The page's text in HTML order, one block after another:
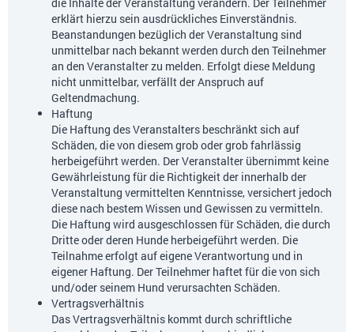
die Inhalte der Veranstaltung verändern. Der Teilnehmer
erklärt hierzu sein ausdrückliches Einverständnis.
Beanstandungen bezüglich der Veranstaltung sind
unmittelbar nach bekannt werden durch den Teilnehmer
an den Veranstalter zu melden. Erfolgt diese Meldung
nicht unmittelbar, verfällt der Anspruch auf
Geltendmachung.
Haftung
Die Haftung des Veranstalters beschränkt sich auf
Schäden, die von diesem grob oder grob fahrlässig
herbeigeführt werden. Der Veranstalter übernimmt keine
Gewährleistung für die Richtigkeit der innerhalb der
Veranstaltung vermittelten Kenntnisse, versichert jedoch
diese nach bestem Wissen und Gewissen zu vermitteln.
Die Haftung wird ausgeschlossen für Schäden, die durch
Dritte oder deren Hunde herbeigeführt werden. Die
Teilnahme erfolgt auf eigene Verantwortung und in
eigener Haftung. Der Teilnehmer haftet für die von sich
und/oder seinem Hund verursachten Schäden.
Vertragsverhältnis
Das Vertragsverhältnis kommt durch schriftliche